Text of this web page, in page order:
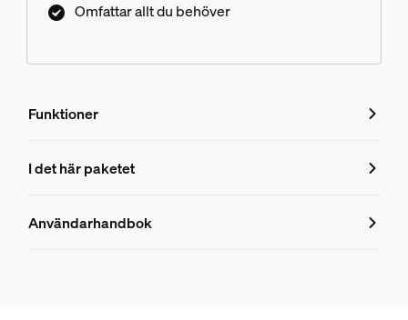
Omfattar allt du behöver
Funktioner
Funktioner
8719514872394
I det här paketet
Användarhandbok